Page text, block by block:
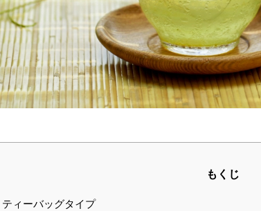
もくじ
ティーバッグタイプ